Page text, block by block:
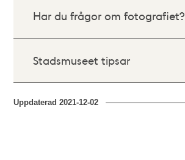
Har du frågor om fotografiet?
Stadsmuseet tipsar
Uppdaterad2021-12-02